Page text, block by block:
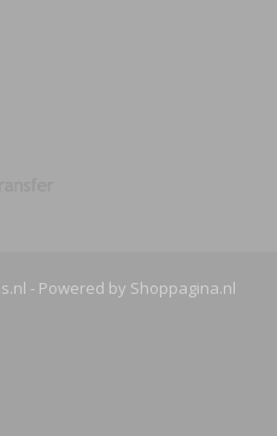
- Powered by Shoppagina.nl